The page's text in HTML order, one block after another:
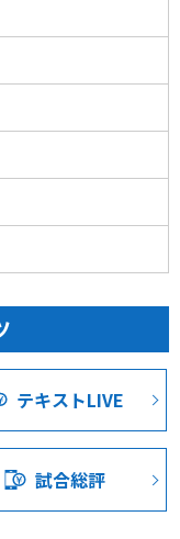
う試合は開始7分に
がペナルティーエ
と、そこに走り込
。これが相手ＧＫ
き刺さる。冴え先
栃木ペースの試合
ラインへのフォア
ェック、守備では
甲府は逆に攻め込
トプレー。キッカ
に入れて、飛び出
ているので起点と
点を作ってチャン
たが上手くいかず
同じで、彼も飛び
回収したいという2
した。
骨折しているかど
いると思います。
。血が喉に入って
せました。
津の2枚のDFがい
は山本だと。迷い
た。いいプレーを
テキストLIVE
試合総評